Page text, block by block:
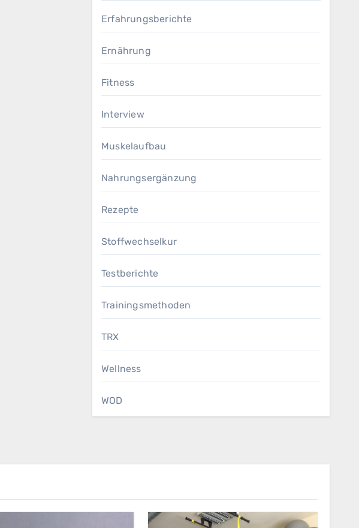
Erfahrungsberichte
Ernährung
Fitness
Interview
Muskelaufbau
Nahrungsergänzung
Rezepte
Stoffwechselkur
Testberichte
Trainingsmethoden
TRX
Wellness
WOD